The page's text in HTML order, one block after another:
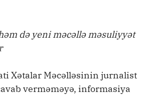
də yeni məcəllə məsuliyyət
Xətalar Məcəlləsinin jurnalist
verməməyə, informasiya